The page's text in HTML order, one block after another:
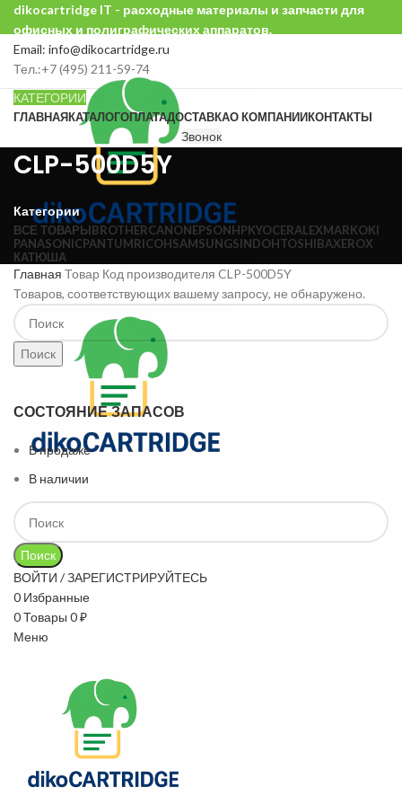
dikocartridge IT - расходные материалы и запчасти для
офисных и полиграфических аппаратов.
Email: info@dikocartridge.ru
Тел.:+7 (495) 211-59-74
Поиск
ВОЙТИ / ЗАРЕГИСТРИРУЙТЕСЬ
0 Избранные
0Товары 0₽
Меню
КАТЕГОРИИ
ГЛАВНАЯКАТАЛОГОПЛАТАДОСТАВКАО КОМПАНИИКОНТАКТЫ
Звонок
CLP-500D5Y
Категории
ВСЕ ТОВАРЫBROTHERCANONEPSONHPKYOCERALEXMARKOKI
PANASONICPANTUMRICOHSAMSUNGSINDOHTOSHIBAXEROX
КАТЮША
СОСТОЯНИЕ ЗАПАСОВ
В продаже
В наличии
Главная Товар Код производителя CLP-500D5Y
Товаров, соответствующих вашему запросу, не обнаружено.
Поиск